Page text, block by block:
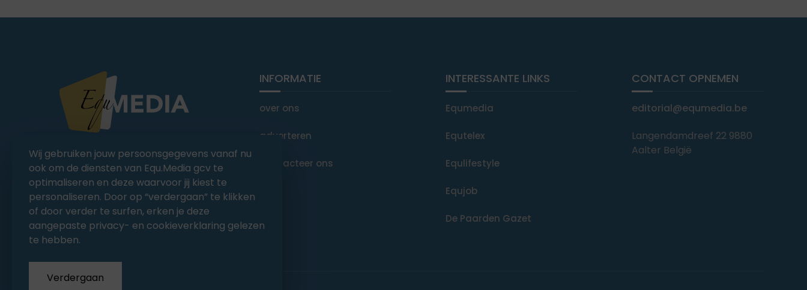
You Ride it We Write it,
Equestrian news
INFORMATIE
over ons
adverteren
Contacteer ons
INTERESSANTE LINKS
Equmedia
Equtelex
Equlifestyle
Equjob
De Paarden Gazet
CONTACT OPNEMEN
editorial@equmedia.be
Langendamdreef 22 9880
Aalter België
Wij gebruiken jouw persoonsgegevens vanaf nu
ook om de diensten van Equ.Media gcv te
optimaliseren en deze waarvoor jij kiest te
personaliseren. Door op “verdergaan” te klikken
of door verder te surfen, erken je deze
aangepaste privacy- en cookieverklaring gelezen
te hebben.
Verdergaan